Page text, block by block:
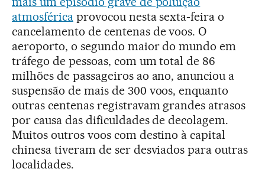
atmosféricaprovocou nesta sexta-feira o
cancelamento de centenas de voos. O
aeroporto, o segundo maior do mundo em
tráfego de pessoas, com um total de 86
milhões de passageiros ao ano, anunciou a
suspensão de mais de 300 voos, enquanto
outras centenas registravam grandes atrasos
por causa das dificuldades de decolagem.
Muitos outros voos com destino à capital
chinesa tiveram de ser desviados para outras
localidades.